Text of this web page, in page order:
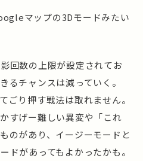
マップの3Dモードみたい
回数の上限が設定されてお
るチャンスは減っていく。
ごり押す戦法は取れません。
すげー難しい異変や「これ
のがあり、イージーモードと
ドがあってもよかったかも。